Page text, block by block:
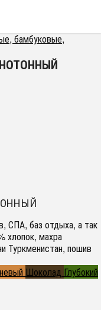
бамбуковые,
СПА, баз отдыха, а так
хлопок, махра
Туркменистан, пошив
Шоколад Глубокий